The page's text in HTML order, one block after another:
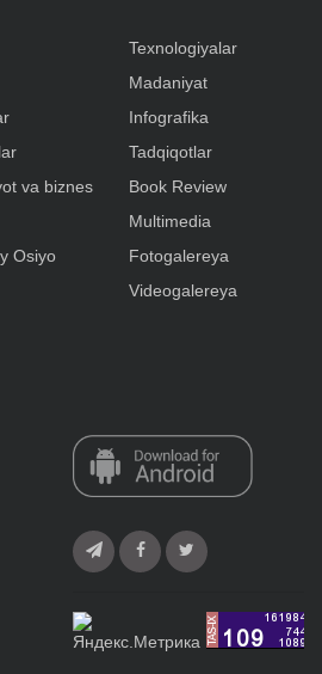
va biznes
Osiyo
Texnologiyalar
Madaniyat
Infografika
Tadqiqotlar
Book Review
Multimedia
Fotogalereya
Videogalereya